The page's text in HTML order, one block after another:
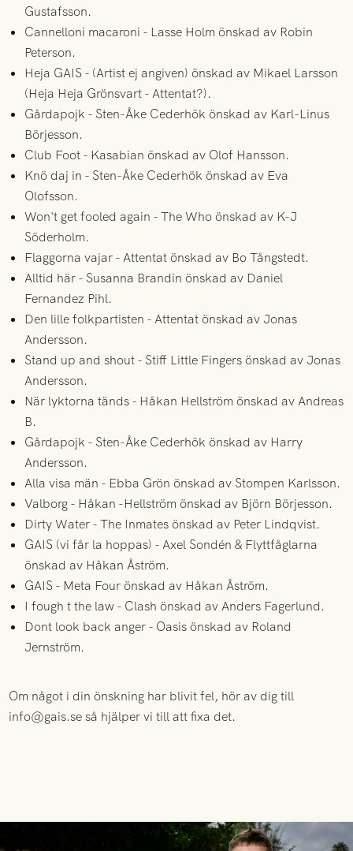
Gustafsson.
Cannelloni macaroni - Lasse Holm önskad av Robin
Peterson.
Heja GAIS - (Artist ej angiven) önskad av Mikael Larsson
(Heja Heja Grönsvart - Attentat?).
Gårdapojk - Sten-Åke Cederhök önskad av Karl-Linus
Börjesson.
Club Foot - Kasabian önskad av Olof Hansson.
Knö daj in - Sten-Åke Cederhök önskad av Eva
Olofsson.
Won't get fooled again - The Who önskad av K-J
Söderholm.
Flaggorna vajar - Attentat önskad av Bo Tångstedt.
Alltid här - Susanna Brandin önskad av Daniel
Fernandez Pihl.
Den lille folkpartisten - Attentat önskad av Jonas
Andersson.
Stand up and shout - Stiff Little Fingers önskad av Jonas
Andersson.
När lyktorna tänds - Håkan Hellström önskad av Andreas
B.
Gårdapojk - Sten-Åke Cederhök önskad av Harry
Andersson.
Alla visa män - Ebba Grön önskad av Stompen Karlsson.
Valborg - Håkan -Hellström önskad av Björn Börjesson.
Dirty Water - The Inmates önskad av Peter Lindqvist.
GAIS (vi får la hoppas) - Axel Sondén & Flyttfåglarna
önskad av Håkan Åström.
GAIS - Meta Four önskad av Håkan Åström.
I fough t the law - Clash önskad av Anders Fagerlund.
Dont look back anger - Oasis önskad av Roland
Jernström.
Om något i din önskning har blivit fel, hör av dig till
info@gais.se så hjälper vi till att fixa det.